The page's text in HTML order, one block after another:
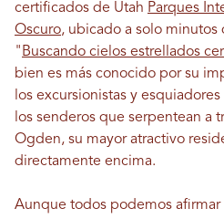
certificados de Utah Parques
Oscuro, ubicado a solo minutos
" Buscando cielos estrellados
bien es más conocido por su
los excursionistas y
los senderos que serpentean a
Ogden, su mayor atractivo
directamente encima.
Aunque todos podemos afirmar